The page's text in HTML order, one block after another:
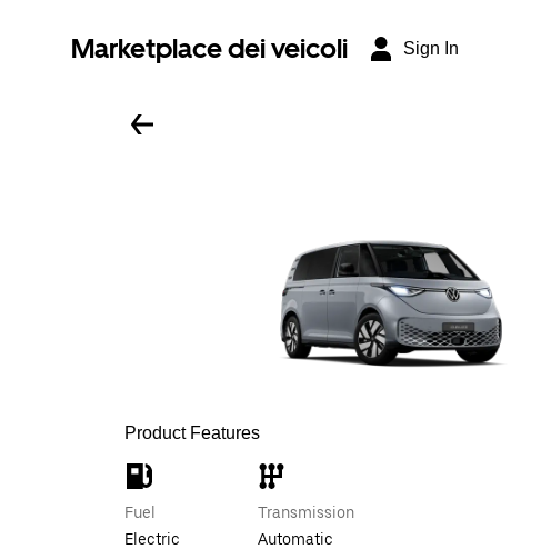
Marketplace dei veicoli Sign In
Product Features
Fuel
Electric
Transmission
Automatic